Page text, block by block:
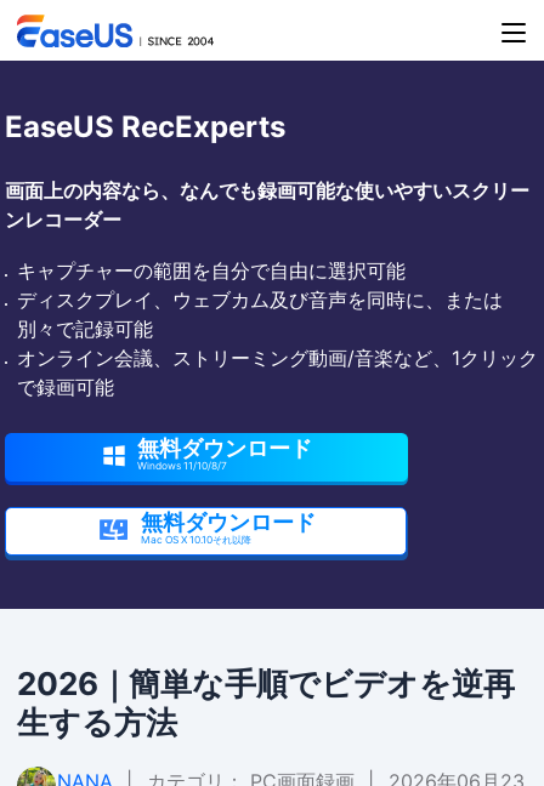
EaseUS RecExperts
画面上の内容なら、なんでも録画可能な使いやすいスクリー
ンレコーダー
キャプチャーの範囲を自分で自由に選択可能
ディスクプレイ、ウェブカム及び音声を同時に、または
別々で記録可能
オンライン会議、ストリーミング動画/音楽など、1クリック
で録画可能
 無料ダウンロード
Windows 11/10/8/7
 無料ダウンロード
Mac OS X 10.10それ以降
2026｜簡単な手順でビデオを逆再
生する方法
NANA カテゴリ： PC画面録画
2026年06月23